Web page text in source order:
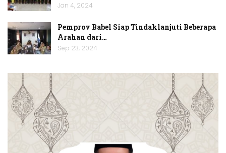
Jan 4, 2024
Pemprov Babel Siap Tindaklanjuti Beberapa
Arahan dari…
Sep 23, 2024